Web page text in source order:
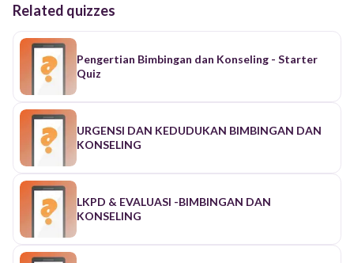
Related quizzes
Pengertian Bimbingan dan Konseling - Starter
Quiz
URGENSI DAN KEDUDUKAN BIMBINGAN DAN
KONSELING
LKPD & EVALUASI -BIMBINGAN DAN
KONSELING